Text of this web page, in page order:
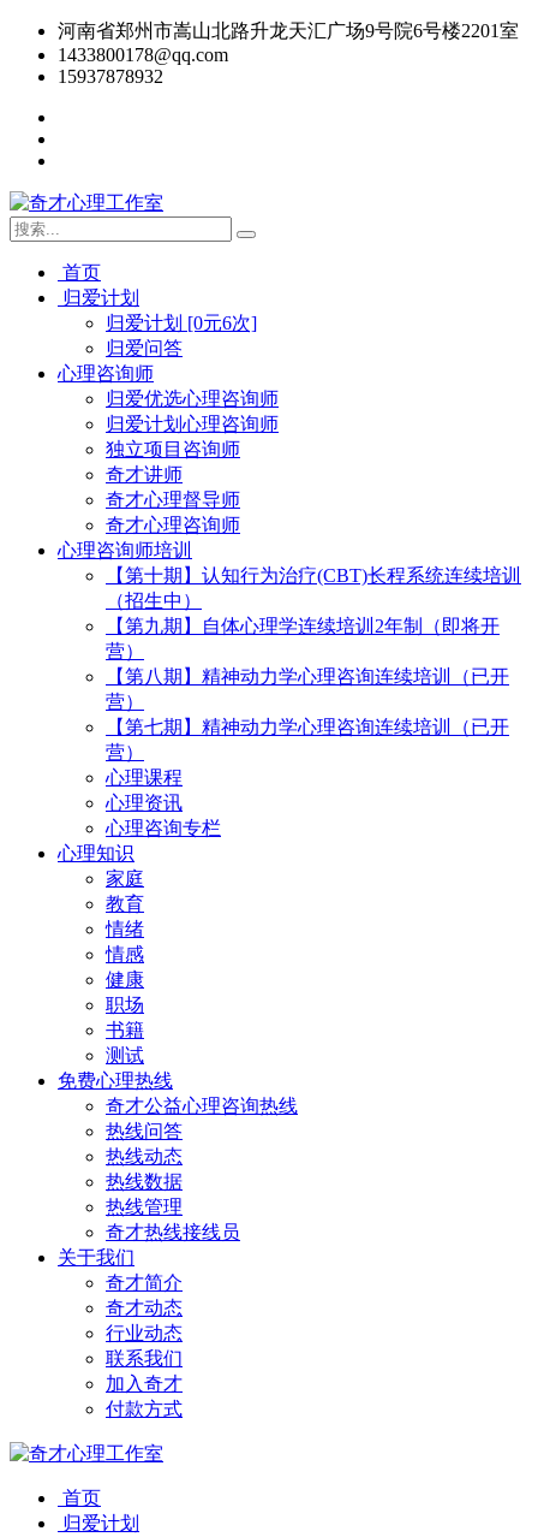
河南省郑州市嵩山北路升龙天汇广场9号院6号楼2201室
1433800178@qq.com
15937878932
首页
归爱计划
归爱计划 [0元6次]
归爱问答
心理咨询师
归爱优选心理咨询师
归爱计划心理咨询师
独立项目咨询师
奇才讲师
奇才心理督导师
奇才心理咨询师
心理咨询师培训
【第十期】认知行为治疗(CBT)长程系统连续培训
（招生中）
【第九期】自体心理学连续培训2年制（即将开
营）
【第八期】精神动力学心理咨询连续培训（已开
营）
【第七期】精神动力学心理咨询连续培训（已开
营）
心理课程
心理资讯
心理咨询专栏
心理知识
家庭
教育
情绪
情感
健康
职场
书籍
测试
免费心理热线
奇才公益心理咨询热线
热线问答
热线动态
热线数据
热线管理
奇才热线接线员
关于我们
奇才简介
奇才动态
行业动态
联系我们
加入奇才
付款方式
首页
归爱计划